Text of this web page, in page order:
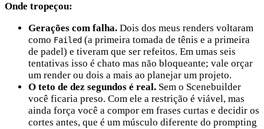
Onde tropeçou:
Gerações com falha. Dois dos meus renders voltaram
como Failed (a primeira tomada de tênis e a primeira
de padel) e tiveram que ser refeitos. Em umas seis
tentativas isso é chato mas não bloqueante; vale orçar
um render ou dois a mais ao planejar um projeto.
O teto de dez segundos é real. Sem o Scenebuilder
você ficaria preso. Com ele a restrição é viável, mas
ainda força você a compor em frases curtas e decidir os
cortes antes, que é um músculo diferente do prompting